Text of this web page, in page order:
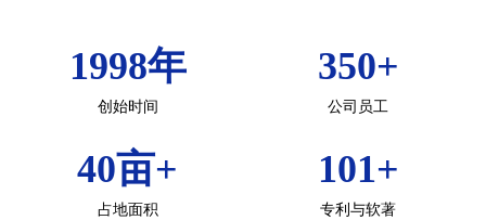
1998年
创始时间
350+
公司员工
40亩+
占地面积
101+
专利与软著